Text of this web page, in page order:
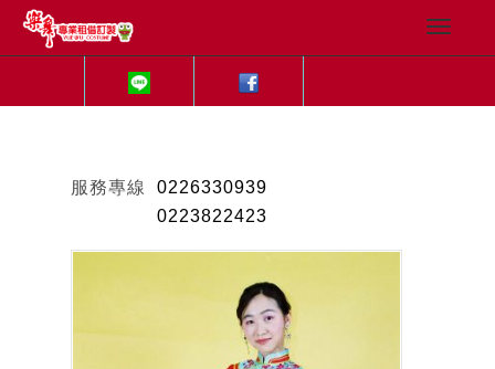
服務專線
0226330939
0223822423